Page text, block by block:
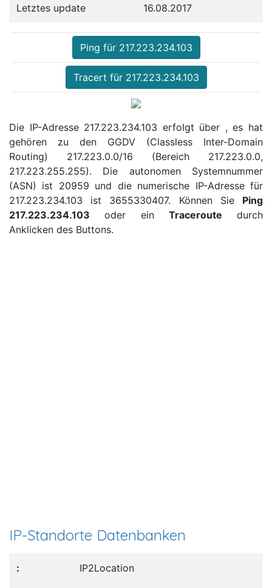
Letztes update 16.08.2017
Ping für 217.223.234.103
Tracert für 217.223.234.103
Die IP-Adresse 217.223.234.103 erfolgt über , es hat
gehören zu den GGDV (Classless Inter-Domain
Routing) 217.223.0.0/16 (Bereich 217.223.0.0,
217.223.255.255). Die autonomen Systemnummer
(ASN) ist 20959 und die numerische IP-Adresse für
217.223.234.103 ist 3655330407. Können Sie Ping
217.223.234.103 oder ein Traceroute durch
Anklicken des Buttons.
IP-Standorte Datenbanken
IP2Location